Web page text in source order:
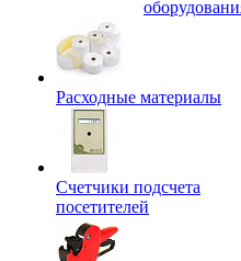
Расходные материалы
Счетчики подсчета
посетителей